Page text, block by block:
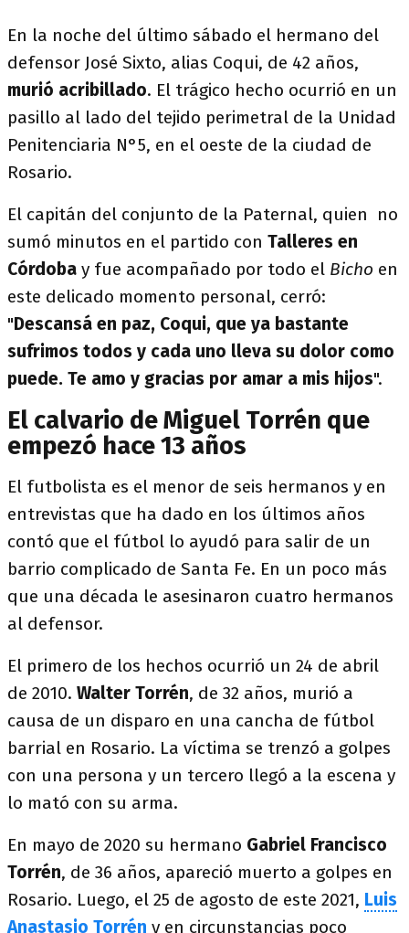
En la noche del último sábado el hermano del
defensor José Sixto, alias Coqui, de 42 años,
murió acribillado. El trágico hecho ocurrió en un
pasillo al lado del tejido perimetral de la Unidad
Penitenciaria N°5, en el oeste de la ciudad de
Rosario.
El capitán del conjunto de la Paternal, quien no
sumó minutos en el partido con Talleres en
Córdoba y fue acompañado por todo el Bicho en
este delicado momento personal, cerró:
"Descansá en paz, Coqui, que ya bastante
sufrimos todos y cada uno lleva su dolor como
puede. Te amo y gracias por amar a mis hijos".
El calvario de Miguel Torrén que
empezó hace 13 años
El futbolista es el menor de seis hermanos y en
entrevistas que ha dado en los últimos años
contó que el fútbol lo ayudó para salir de un
barrio complicado de Santa Fe. En un poco más
que una década le asesinaron cuatro hermanos
al defensor.
El primero de los hechos ocurrió un 24 de abril
de 2010. Walter Torrén, de 32 años, murió a
causa de un disparo en una cancha de fútbol
barrial en Rosario. La víctima se trenzó a golpes
con una persona y un tercero llegó a la escena y
lo mató con su arma.
En mayo de 2020 su hermano Gabriel Francisco
Torrén, de 36 años, apareció muerto a golpes en
Rosario. Luego, el 25 de agosto de este 2021, Luis
Anastasio Torrén y en circunstancias poco